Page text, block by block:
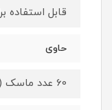
قابل استفاده
حاوی
60 عدد ماسک (30 جفت)